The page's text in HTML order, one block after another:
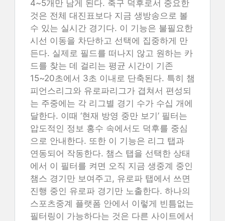
4~5개만 남게 된다. 축구 덕후로서 중요한
것은 전체 대진표보다 지금 생방송으로 볼
수 있는 실시간 경기다. 이 기능은 불필요한
시선 이동을 차단하고 선택에 집중하게 만
든다. 실제로 필드를 떠나지 않고 원하는 카
드를 찾는 데 걸리는 평균 시간이 기존
15~20초에서 3초 이내로 단축된다. 특히 챔
피언스리그와 유로파리그가 겹쳐서 편성되
는 주중에는 각 리그별 경기 수가 수십 개에
달한다. 이때 ‘현재 방영 중만 보기’ 필터는
압도적인 정보 홍수 속에서도 덕후를 중심
으로 안내한다. 또한 이 기능은 리그 탭과
연동되어 작동한다. 챔스 탭을 선택한 상태
에서 이 필터를 켜면 오직 지금 생중계 중인
챔스 경기만 보여주고, 유로파 탭에서 쓰면
진행 중인 유로파 경기만 노출한다. 하나의
스포츠중계 플랫폼 안에서 이렇게 빈틈없는
필터링이 가능하다는 것은 다른 사이트에서